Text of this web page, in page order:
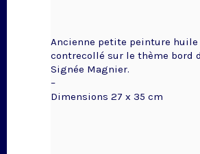
Ancienne petite peinture huile
contrecollé sur le thème bord
Signée Magnier.
–
Dimensions 27 x 35 cm